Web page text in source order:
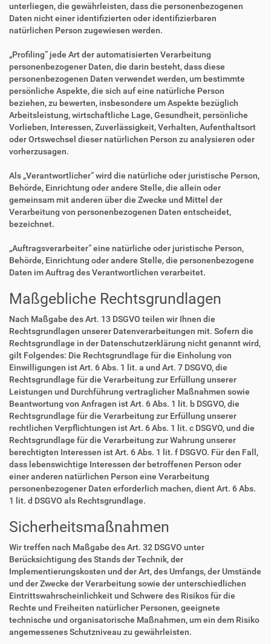
unterliegen, die gewährleisten, dass die personenbezogenen
Daten nicht einer identifizierten oder identifizierbaren
natürlichen Person zugewiesen werden.
„Profiling“ jede Art der automatisierten Verarbeitung
personenbezogener Daten, die darin besteht, dass diese
personenbezogenen Daten verwendet werden, um bestimmte
persönliche Aspekte, die sich auf eine natürliche Person
beziehen, zu bewerten, insbesondere um Aspekte bezüglich
Arbeitsleistung, wirtschaftliche Lage, Gesundheit, persönliche
Vorlieben, Interessen, Zuverlässigkeit, Verhalten, Aufenthaltsort
oder Ortswechsel dieser natürlichen Person zu analysieren oder
vorherzusagen.
Als „Verantwortlicher“ wird die natürliche oder juristische Person,
Behörde, Einrichtung oder andere Stelle, die allein oder
gemeinsam mit anderen über die Zwecke und Mittel der
Verarbeitung von personenbezogenen Daten entscheidet,
bezeichnet.
„Auftragsverarbeiter“ eine natürliche oder juristische Person,
Behörde, Einrichtung oder andere Stelle, die personenbezogene
Daten im Auftrag des Verantwortlichen verarbeitet.
Maßgebliche Rechtsgrundlagen
Nach Maßgabe des Art. 13 DSGVO teilen wir Ihnen die
Rechtsgrundlagen unserer Datenverarbeitungen mit. Sofern die
Rechtsgrundlage in der Datenschutzerklärung nicht genannt wird,
gilt Folgendes: Die Rechtsgrundlage für die Einholung von
Einwilligungen ist Art. 6 Abs. 1 lit. a und Art. 7 DSGVO, die
Rechtsgrundlage für die Verarbeitung zur Erfüllung unserer
Leistungen und Durchführung vertraglicher Maßnahmen sowie
Beantwortung von Anfragen ist Art. 6 Abs. 1 lit. b DSGVO, die
Rechtsgrundlage für die Verarbeitung zur Erfüllung unserer
rechtlichen Verpflichtungen ist Art. 6 Abs. 1 lit. c DSGVO, und die
Rechtsgrundlage für die Verarbeitung zur Wahrung unserer
berechtigten Interessen ist Art. 6 Abs. 1 lit. f DSGVO. Für den Fall,
dass lebenswichtige Interessen der betroffenen Person oder
einer anderen natürlichen Person eine Verarbeitung
personenbezogener Daten erforderlich machen, dient Art. 6 Abs.
1 lit. d DSGVO als Rechtsgrundlage.
Sicherheitsmaßnahmen
Wir treffen nach Maßgabe des Art. 32 DSGVO unter
Berücksichtigung des Stands der Technik, der
Implementierungskosten und der Art, des Umfangs, der Umstände
und der Zwecke der Verarbeitung sowie der unterschiedlichen
Eintrittswahrscheinlichkeit und Schwere des Risikos für die
Rechte und Freiheiten natürlicher Personen, geeignete
technische und organisatorische Maßnahmen, um ein dem Risiko
angemessenes Schutzniveau zu gewährleisten.